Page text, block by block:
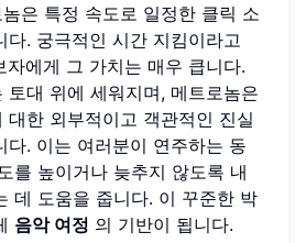
은 특정 속도로 일정한 클릭 소
다. 궁극적인 시간 지킴이라고
자에게 그 가치는 매우 큽니다.
토대 위에 세워지며, 메트로놈은
대한 외부적이고 객관적인 진실
다. 이는 여러분이 연주하는 동
를 높이거나 늦추지 않도록 내
데 도움을 줍니다. 이 꾸준한 박
음악 여정 의 기반이 됩니다.